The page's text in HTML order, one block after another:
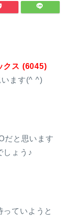
クス (6045)
います(^ ^)
だと思います
しょう♪
っていようと